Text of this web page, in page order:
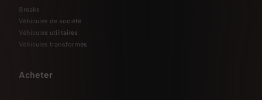
Breaks
Véhicules de société
Véhicules utilitaires
Véhicules transformés
Acheter